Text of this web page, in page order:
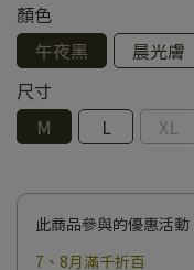
顏色
午夜黑
晨光膚
尺寸
M
L XL
此商品參與的優惠活動
7、8月滿千折百